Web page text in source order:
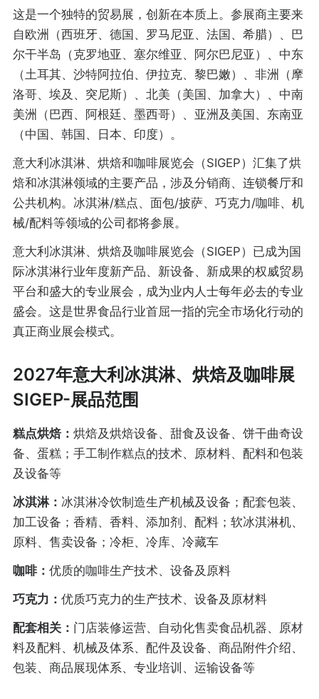
这是一个独特的贸易展，创新在本质上。参展商主要来
自欧洲（西班牙、德国、罗马尼亚、法国、希腊）、巴
尔干半岛（克罗地亚、塞尔维亚、阿尔巴尼亚）、中东
（土耳其、沙特阿拉伯、伊拉克、黎巴嫩）、非洲（摩
洛哥、埃及、突尼斯）、北美（美国、加拿大）、中南
美洲（巴西、阿根廷、墨西哥）、亚洲及美国、东南亚
（中国、韩国、日本、印度）。
意大利冰淇淋、烘焙和咖啡展览会（SIGEP）汇集了烘
焙和冰淇淋领域的主要产品，涉及分销商、连锁餐厅和
公共机构。冰淇淋/糕点、面包/披萨、巧克力/咖啡、机
械/配料等领域的公司都将参展。
意大利冰淇淋、烘焙及咖啡展览会（SIGEP）已成为国
际冰淇淋行业年度新产品、新设备、新成果的权威贸易
平台和盛大的专业展会，成为业内人士每年必去的专业
盛会。这是世界食品行业首屈一指的完全市场化行动的
真正商业展会模式。
2027年意大利冰淇淋、烘焙及咖啡展
SIGEP-展品范围
糕点烘焙： 烘焙及烘焙设备、甜食及设备、饼干曲奇设
备、蛋糕；手工制作糕点的技术、原材料、配料和包装
及设备等
冰淇淋： 冰淇淋冷饮制造生产机械及设备；配套包装、
加工设备；香精、香料、添加剂、配料；软冰淇淋机、
原料、售卖设备；冷柜、冷库、冷藏车
咖啡： 优质的咖啡生产技术、设备及原料
巧克力： 优质巧克力的生产技术、设备及原材料
配套相关： 门店装修运营、自动化售卖食品机器、原材
料及配料、机械及体系、配件及设备、商品附件介绍、
包装、商品展现体系、专业培训、运输设备等